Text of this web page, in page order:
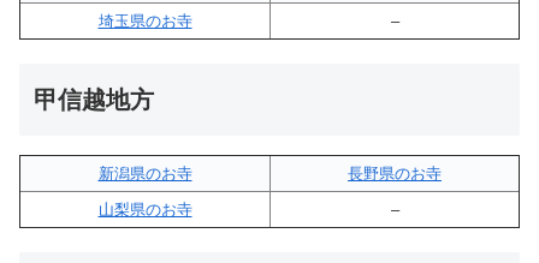
埼玉県のお寺
–
甲信越地方
新潟県のお寺
長野県のお寺
山梨県のお寺
–